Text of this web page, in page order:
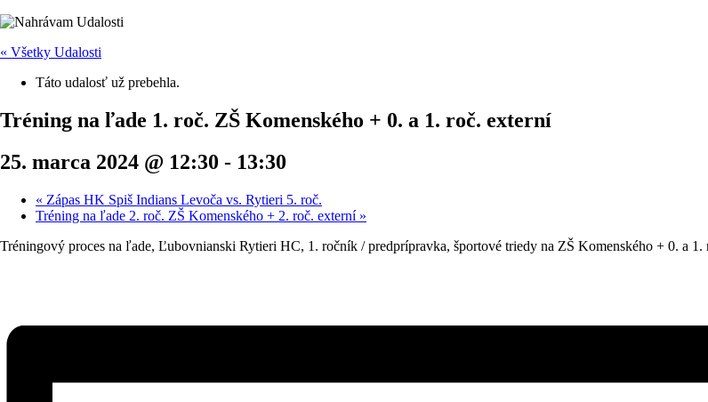
« Všetky Udalosti
Táto udalosť už prebehla.
Tréning na ľade 1. roč. ZŠ Komenského + 0. a 1. roč. externí
25. marca 2024 @ 12:30 - 13:30
« Zápas HK Spiš Indians Levoča vs. Rytieri 5. roč.
Tréning na ľade 2. roč. ZŠ Komenského + 2. roč. externí »
Tréningový proces na ľade, Ľubovnianski Rytieri HC, 1. ročník / predprípravka, športové triedy na ZŠ Komenského + 0. a